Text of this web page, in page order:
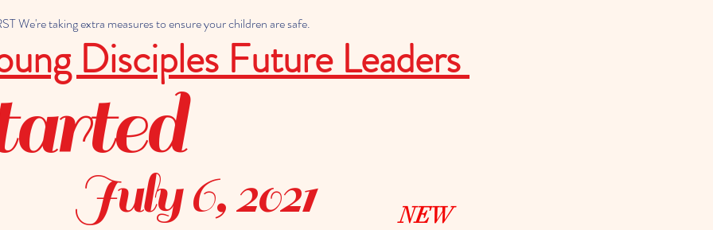
We're taking extra measures to ensure your children are safe.
Disciples Future Leaders
July 6, 2021 NEW